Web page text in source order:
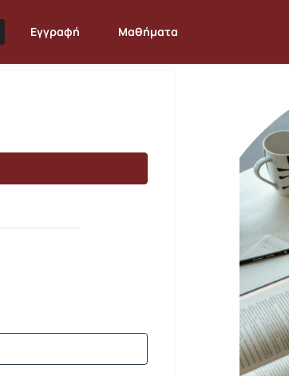
Εγγραφή Μαθήματα